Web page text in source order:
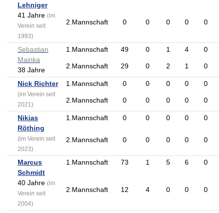
Lehniger
41 Jahre (im
Verein seit
1993)
2.Mannschaft 0 0 0 0 0
Sebastian
Mainka
38 Jahre
1.Mannschaft 49 0 1 4 0
2.Mannschaft 29 0 2 1 0
Nick Richter
(im Verein seit
2021)
1.Mannschaft 0 0 0 0 0
2.Mannschaft 0 0 0 0 0
Nikias
Röthing
(im Verein seit
2023)
1.Mannschaft 0 0 0 0 0
2.Mannschaft 0 0 0 0 0
Marcus
Schmidt
40 Jahre (im
Verein seit
2004)
1.Mannschaft 73 1 5 6 0
2.Mannschaft 12 4 0 0 0